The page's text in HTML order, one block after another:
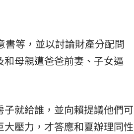
等，並以討論財產分配問
母親遭爸爸前妻、子女逼
就給誰，並向賴提議他們可
壓力，才答應和夏辦理同性